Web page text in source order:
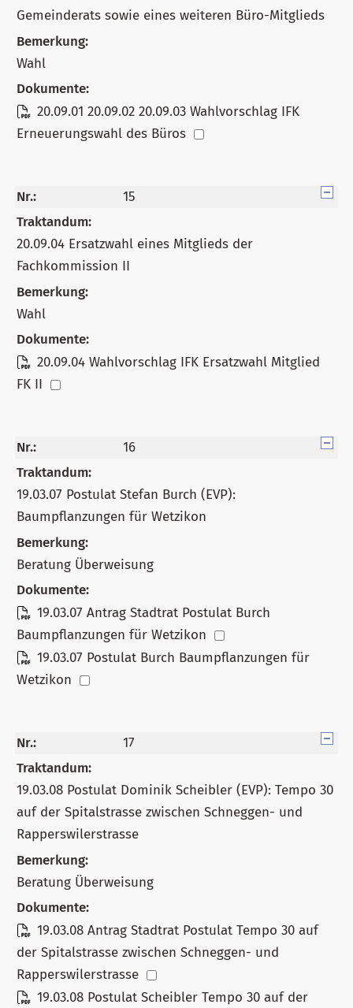
Gemeinderats sowie eines weiteren Büro-Mitglieds
Bemerkung:
Wahl
Dokumente:
20.09.01 20.09.02 20.09.03 Wahlvorschlag IFK
Erneuerungswahl des Büros
Nr.:
15
Traktandum:
20.09.04 Ersatzwahl eines Mitglieds der
Fachkommission II
Bemerkung:
Wahl
Dokumente:
20.09.04 Wahlvorschlag IFK Ersatzwahl Mitglied
FK II
Nr.:
16
Traktandum:
19.03.07 Postulat Stefan Burch (EVP):
Baumpflanzungen für Wetzikon
Bemerkung:
Beratung Überweisung
Dokumente:
19.03.07 Antrag Stadtrat Postulat Burch
Baumpflanzungen für Wetzikon
19.03.07 Postulat Burch Baumpflanzungen für
Wetzikon
Nr.:
17
Traktandum:
19.03.08 Postulat Dominik Scheibler (EVP): Tempo 30
auf der Spitalstrasse zwischen Schneggen- und
Rapperswilerstrasse
Bemerkung:
Beratung Überweisung
Dokumente:
19.03.08 Antrag Stadtrat Postulat Tempo 30 auf
der Spitalstrasse zwischen Schneggen- und
Rapperswilerstrasse
19.03.08 Postulat Scheibler Tempo 30 auf der